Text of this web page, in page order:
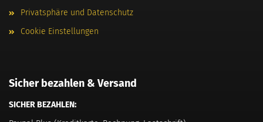
Privatsphäre und Datenschutz
Cookie Einstellungen
Sicher bezahlen & Versand
SICHER BEZAHLEN: